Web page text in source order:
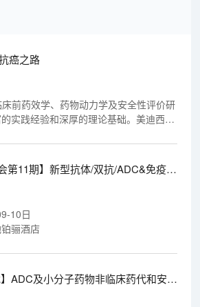
癌之路
前药效学、药物动力学及安全性评价研
实践经验和深厚的理论基础。美迪西有
3个ADC药物研究资料已顺利通过
外1个将在2019年提交NMPA审评。
第11期】新型抗体/双抗/ADC&免疫治
10日
骊酒店
】ADC及小分子药物非临床药代和安全